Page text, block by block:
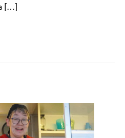
[…]
Inn laajentaa